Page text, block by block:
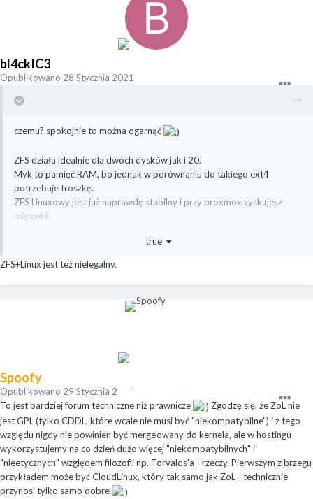
bl4ckIC3
Opublikowano 28 Stycznia 2021
czemu? spokojnie to można ogarnąć
ZFS działa idealnie dla dwóch dysków jak i 20.
Myk to pamięć RAM, bo jednak w porównaniu do takiego ext4
potrzebuje troszkę.
ZFS Linuxowy jest już naprawdę stabilny i przy proxmox zyskujesz
migawki.
true
ZFS+Linux jest też nielegalny.
Spoofy
Opublikowano 29 Stycznia 2021
To jest bardziej forum techniczne niż prawnicze
Zgodzę się, że ZoL nie
jest GPL (tylko CDDL, które wcale nie musi być "niekompatybilne") i z tego
względu nigdy nie powinien być merge'owany do kernela, ale w hostingu
wykorzystujemy na co dzień dużo więcej "niekompatybilnych" i
"nieetycznych" względem filozofii np. Torvalds'a - rzeczy. Pierwszym z brzegu
przykładem może być CloudLinux, który tak samo jak ZoL - technicznie
przynosi tylko samo dobre